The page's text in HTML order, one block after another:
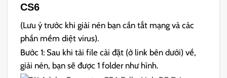
CS6
(Lưu ý trước khi giải nén bạn cần tắt mạng và các
phần mềm diệt virus).
Bước 1: Sau khi tải file cài đặt (ở link bên dưới) về,
giải nén, bạn sẽ được 1 folder như hình.